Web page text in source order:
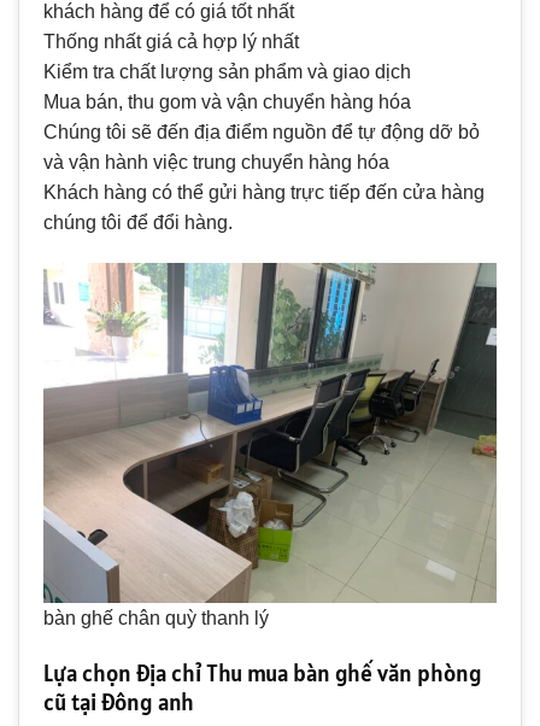
khách hàng để có giá tốt nhất
Thống nhất giá cả hợp lý nhất
Kiểm tra chất lượng sản phẩm và giao dịch
Mua bán, thu gom và vận chuyển hàng hóa
Chúng tôi sẽ đến địa điểm nguồn để tự động dỡ bỏ
và vận hành việc trung chuyển hàng hóa
Khách hàng có thể gửi hàng trực tiếp đến cửa hàng
chúng tôi để đổi hàng.
bàn ghế chân quỳ thanh lý
Lựa chọn địa chỉ Thu mua bàn ghế văn phòng
cũ tại Đông anh